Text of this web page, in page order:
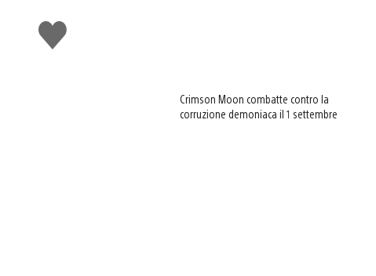
Mi
piace
Crimson Moon combatte contro la
corruzione demoniaca il 1 settembre